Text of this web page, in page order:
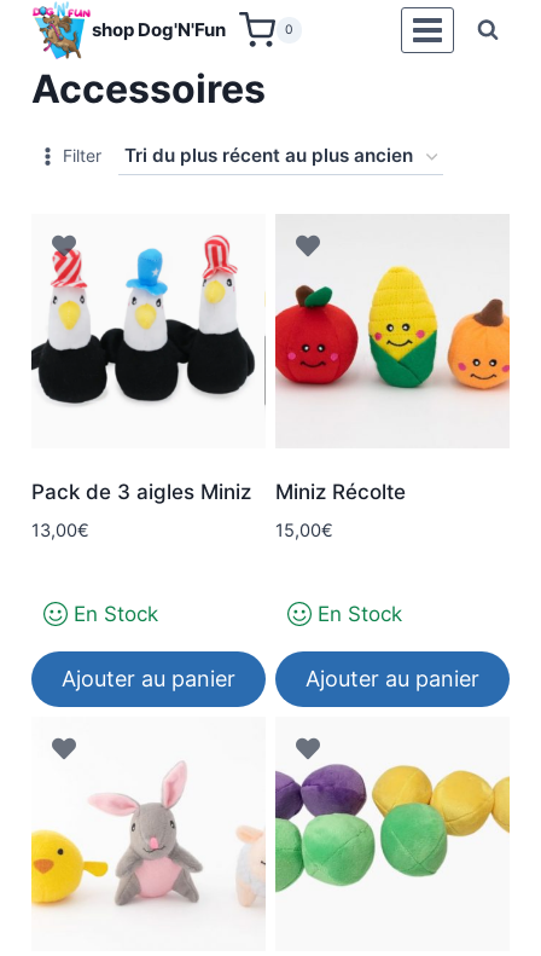
Aller
contenu
shop Dog'N'Fun 0
Accessoires
Filter
Pack de 3 aigles Miniz
13,00€
En Stock
Ajouter au panier
Miniz Récolte
15,00€
En Stock
Ajouter au panier